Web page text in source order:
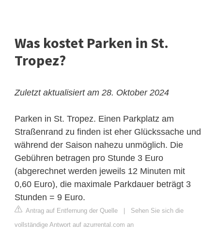
Was kostet Parken in St.
Tropez?
Zuletzt aktualisiert am 28. Oktober 2024
Parken in St. Tropez. Einen Parkplatz am
Straßenrand zu finden ist eher Glückssache und
während der Saison nahezu unmöglich. Die
Gebühren betragen pro Stunde 3 Euro
(abgerechnet werden jeweils 12 Minuten mit
0,60 Euro), die maximale Parkdauer beträgt 3
Stunden = 9 Euro.
Antrag auf Entfernung der Quelle
Sehen Sie sich die
vollständige Antwort auf azurrental.com an